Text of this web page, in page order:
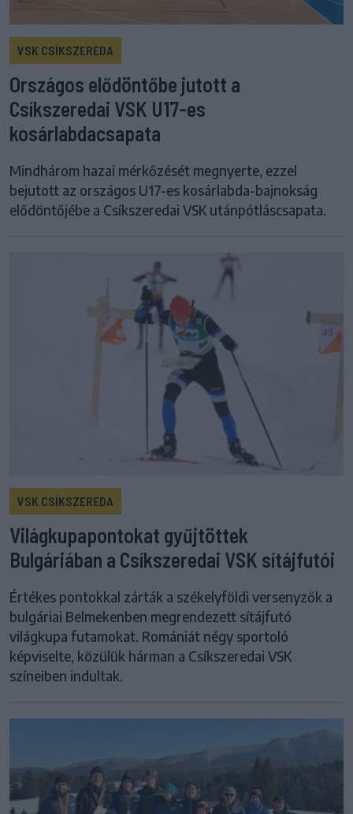
VSK CSÍKSZEREDA
Országos elődöntőbe jutott a
Csíkszeredai VSK U17-es
kosárlabdacsapata
Mindhárom hazai mérkőzését megnyerte, ezzel
bejutott az országos U17-es kosárlabda-bajnokság
elődöntőjébe a Csíkszeredai VSK utánpótláscsapata.
VSK CSÍKSZEREDA
Világkupapontokat gyűjtöttek
Bulgáriában a Csíkszeredai VSK sítájfutói
Értékes pontokkal zárták a székelyföldi versenyzők a
bulgáriai Belmekenben megrendezett sítájfutó
világkupa futamokat. Romániát négy sportoló
képviselte, közülük hárman a Csíkszeredai VSK
színeiben indultak.